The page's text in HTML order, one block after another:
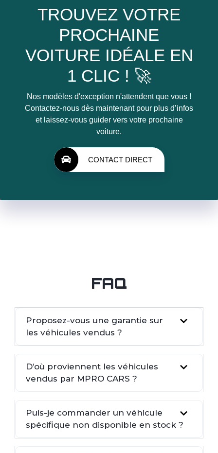
TROUVEZ VOTRE
PROCHAINE
VOITURE IDÉALE EN
1 CLIC ! 🚀
Nos modèles d'exception n'attendent que vous !
Contactez-nous dès maintenant pour plus d’infos
et laissez-vous guider vers votre prochaine
voiture.
CONTACT DIRECT
FAQ
Proposez-vous une garantie sur
les véhicules vendus ?
D’où proviennent les véhicules
vendus par MPRO CARS ?
Puis-je commander un véhicule
spécifique non disponible en stock ?